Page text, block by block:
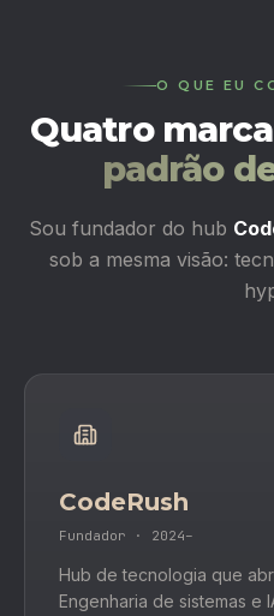
O QUE EU
Quatro
padrão
Sou fundador do hub
sob a mesma visão:
CodeRush
Fundador · 2024–
Hub de tecnologia que
Engenharia de sistemas e